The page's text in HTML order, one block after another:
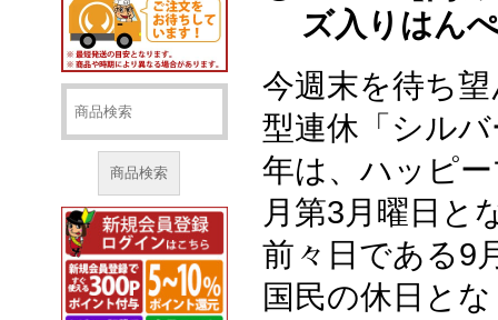
商品検索
ズ入りはん
今週末を待ち
型連休「シル
年は、ハッピ
月第3月曜日と
前々日である9
国民の休日と